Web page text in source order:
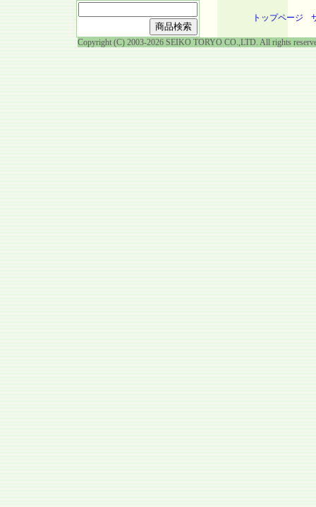
トップページ
Copyright (C) 2003-2026 SEIKO TORYO CO.,LTD. All rights